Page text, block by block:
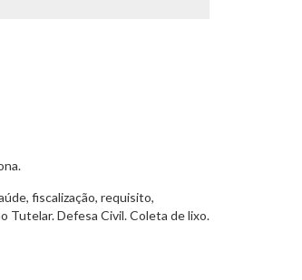
fiscalização, requisito,
Tutelar. Defesa Civil. Coleta de lixo.